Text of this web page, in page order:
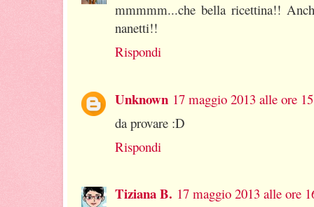
mmmmm...che bella ricettina!!
nanetti!!
Rispondi
Unknown 17 maggio 2013 alle ore
da provare :D
Rispondi
Tiziana B. 17 maggio 2013 alle ore